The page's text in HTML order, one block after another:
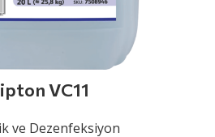
VC11
ve Dezenfeksiyon